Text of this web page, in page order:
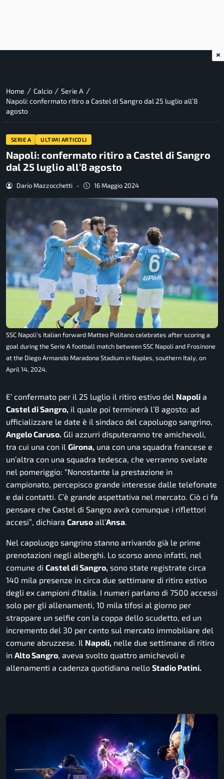
Home / Calcio / Serie A /
Napoli: confermato ritiro a Castel di Sangro dal 25 luglio all’8
agosto
SERIE A ULTIMI ARTICOLI
Napoli: confermato ritiro a Castel di Sangro
dal 25 luglio all’8 agosto
Dario Mazzocchetti - 16 Maggio 2024
SSC Napoli's Italian forward Matteo Politano celebrates after scoring a
goal during the Serie A football match between SSC Napoli and Frosinone
at the Diego Armando Maradona Stadium in Naples, southern Italy, on
April 14, 2024.
E’ confermato per il 25 luglio il ritiro estivo del Napoli a
Castel di Sangro, il quale poi terminerà l’8 agosto: ad
ufficializzare le date è il sindaco del capoluogo sangrino,
Angelo Caruso. Gli azzurri disputeranno tre amichevoli,
tra cui una con il Girona, una con una squadra francese e
un’altra con una squadra tedesca, che verranno svelate
nel pomeriggio: “Nonostante la prestazione in
campionato, percepisco grande interesse dalle telefonate
e dai contatti. C’è grande aspettativa nel mercato. Ciò ci fa
pensare che Castel di Sangro avrà comunque i riflettori
accesi”, dichiara Caruso all’Ansa.
Nel capoluogo sangrino stanno arrivando già le prime
prenotazioni negli alberghi. Lo scorso anno infatti, nel
comune di Castel di Sangro, sono state registrate circa
140 mila presenze in circa due settimane di ritiro estivo
degli ex campioni d’Italia. I numeri parlano di 7500 accessi
solo per gli allenamenti, 10 mila tifosi al giorno per
strappare un selfie con la coppa dello scudetto, ed un
incremento del 30 per cento sul mercato immobiliare del
comune abruzzese. Il Napoli, nelle due settimane di ritiro
in Alto Sangro, aveva svolto quattro amichevoli e
allenamenti a cadenza quotidiana nello Stadio Patini.
×